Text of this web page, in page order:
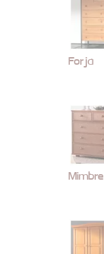
Forja
Mimbre